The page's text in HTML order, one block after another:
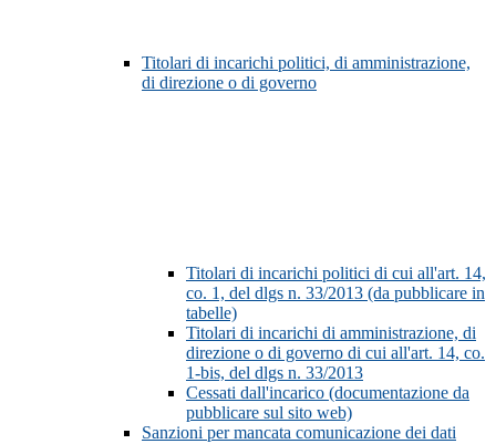
Titolari di incarichi politici, di amministrazione,
di direzione o di governo
Titolari di incarichi politici di cui all'art. 14,
co. 1, del dlgs n. 33/2013 (da pubblicare in
tabelle)
Titolari di incarichi di amministrazione, di
direzione o di governo di cui all'art. 14, co.
1-bis, del dlgs n. 33/2013
Cessati dall'incarico (documentazione da
pubblicare sul sito web)
Sanzioni per mancata comunicazione dei dati